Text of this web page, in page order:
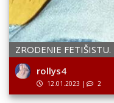
ZRODENIE FETIŠISTU.
rollys4
12.01.2023 | 2